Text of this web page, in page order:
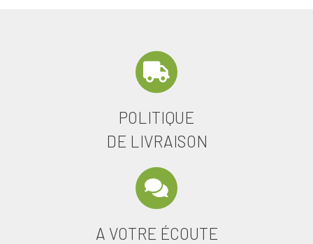
POLITIQUE
DE LIVRAISON
A VOTRE ÉCOUTE